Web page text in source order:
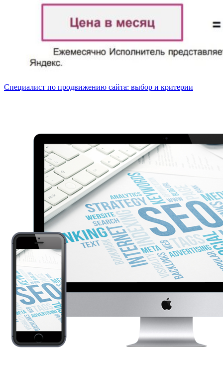
Специалист по продвижению сайта: выбор и критерии